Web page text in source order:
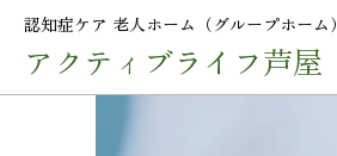
認知症ケア 老人ホーム（グループホーム）
アクティブライフ芦屋